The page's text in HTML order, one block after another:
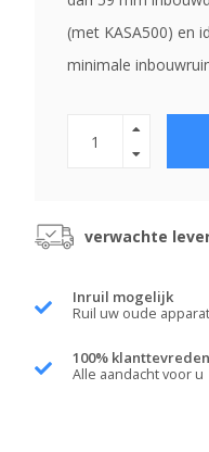
(met KASA500) en
minimale
verwachte
Inruil mogelijk
Ruil uw oude
100%
Alle aandacht voor u